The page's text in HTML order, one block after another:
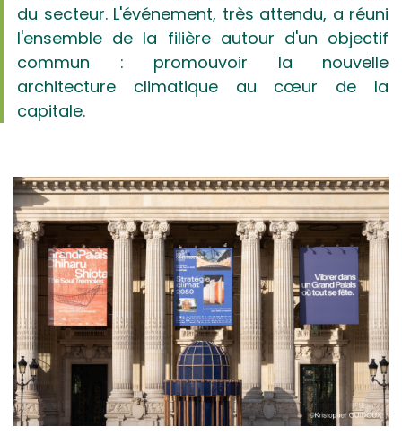
du secteur. L'événement, très attendu, a réuni
l'ensemble de la filière autour d'un objectif
commun : promouvoir la nouvelle
architecture climatique au cœur de la
capitale.